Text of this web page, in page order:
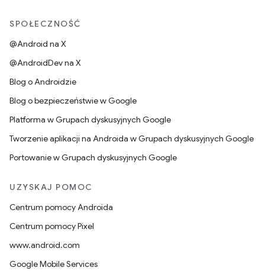
SPOŁECZNOŚĆ
@Android na X
@AndroidDev na X
Blog o Androidzie
Blog o bezpieczeństwie w Google
Platforma w Grupach dyskusyjnych Google
Tworzenie aplikacji na Androida w Grupach dyskusyjnych Google
Portowanie w Grupach dyskusyjnych Google
UZYSKAJ POMOC
Centrum pomocy Androida
Centrum pomocy Pixel
www.android.com
Google Mobile Services